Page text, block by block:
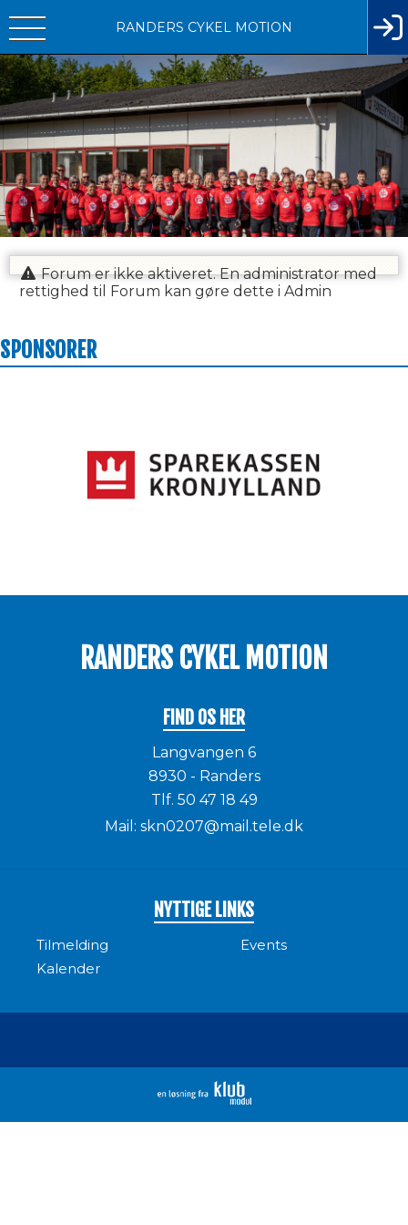
RANDERS CYKEL MOTION
Forum er ikke aktiveret. En administrator med
rettighed til Forum kan gøre dette i Admin
SPONSORER
RANDERS CYKEL MOTION
FIND OS HER
Langvangen 6
8930 - Randers
Tlf. 50 47 18 49
Mail: skn0207@mail.tele.dk
NYTTIGE LINKS
Tilmelding
Events
Kalender